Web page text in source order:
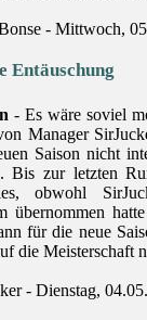
- Mittwoch,
Entäuschung
- Es wäre soviel
Manager
Saison nicht
Bis zur letzten
obwohl
übernommen
für die neue
die Meisterschaft
- Dienstag,